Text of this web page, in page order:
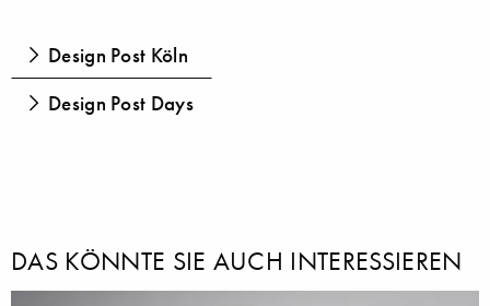
Design Post Köln
Design Post Days
DAS KÖNNTE SIE AUCH INTERESSIEREN